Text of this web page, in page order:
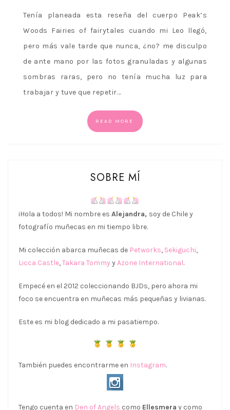
Tenía planeada esta reseña del cuerpo Peak’s
Woods Fairies of fairytales cuando mi Leo llegó,
pero más vale tarde que nunca, ¿no? me disculpo
de ante mano por las fotos granuladas y algunas
sombras raras, pero no tenía mucha luz para
trabajar y tuve que repetir…
READ MORE
SOBRE MÍ
¡Hola a todos! Mi nombre es Alejandra, soy de Chile y
fotografío muñecas en mi tiempo libre.
Mi colección abarca muñecas de Petworks, Sekiguchi,
Licca Castle,Takara Tommy yAzone International.
Empecé en el 2012 coleccionando BJDs, pero ahora mi
foco se encuentra en muñecas más pequeñas y livianas.
Este es mi blog dedicado a mi pasatiempo.
También puedes encontrarme en Instagram.
Tengo cuenta en Den of Angels como Ellesmera y como